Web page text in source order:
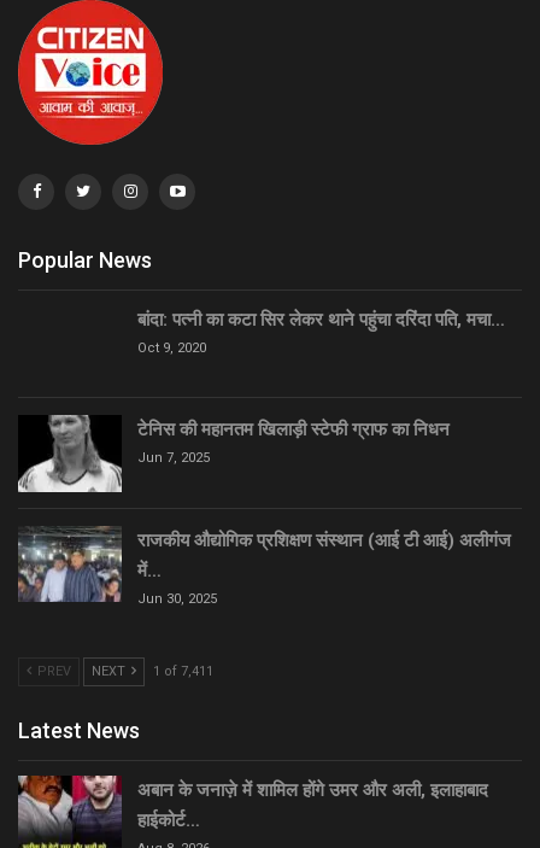
Popular News
बांदा: पत्नी का कटा सिर लेकर थाने पहुंचा दरिंदा पति, मचा…
Oct 9, 2020
टेनिस की महानतम खिलाड़ी स्टेफी ग्राफ का निधन
Jun 7, 2025
राजकीय औद्योगिक प्रशिक्षण संस्थान (आई टी आई) अलीगंज
में…
Jun 30, 2025
PREV NEXT 1 of 7,411
Latest News
अबान के जनाज़े में शामिल होंगे उमर और अली, इलाहाबाद
हाईकोर्ट…